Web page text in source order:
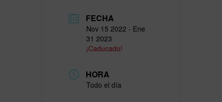
FECHA
Nov 15 2022 - Ene
31 2023
¡Caducado!
HORA
Todo el día